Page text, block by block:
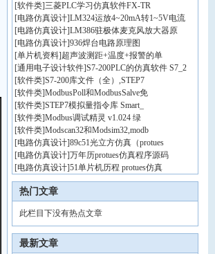
[软件类]三菱PLC学习仿真软件FX-TR
[电路仿真设计]LM324运放4~20mA转1~5V电流
[电路仿真设计]LM386驻极体麦克风放大器原
[电路仿真设计]936焊台电路原理图
[单片机资料]超声波测距+温度+报警的单
[通用电子设计软件]S7-200PLC的仿真软件 S7_2
[软件类]S7-200库文件（全）,STEP7
[软件类]ModbusPoll和ModbusSalve免
[软件类]STEP7模拟量指令库 Smart_
[软件类]Modbus调试精灵 v1.024 绿
[软件类]Modscan32和Modsim32,modb
[电路仿真设计]89c51光立方仿真（protues
[电路仿真设计]万年历protues仿真程序源码
[电路仿真设计]51单片机历程 protues仿真
热门文章
此栏目下没有热点文章
最新文章